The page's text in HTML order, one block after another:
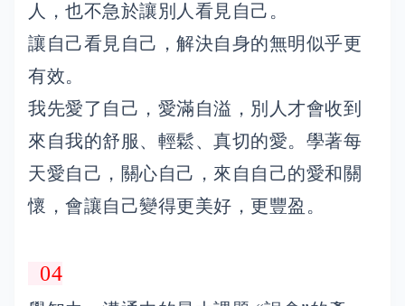
人，也不急於讓別人看見自己。
讓自己看見自己，解決自身的無明似乎更
有效。
我先愛了自己，愛滿自溢，別人才會收到
來自我的舒服、輕鬆、真切的愛。學著每
天愛自己，關心自己，來自自己的愛和關
懷，會讓自己變得更美好，更豐盈。
04